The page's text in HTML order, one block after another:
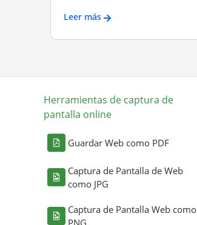
Leer más
Herramientas de captura de
pantalla online
Guardar Web como PDF
Captura de Pantalla de Web
como JPG
Captura de Pantalla Web como
PNG